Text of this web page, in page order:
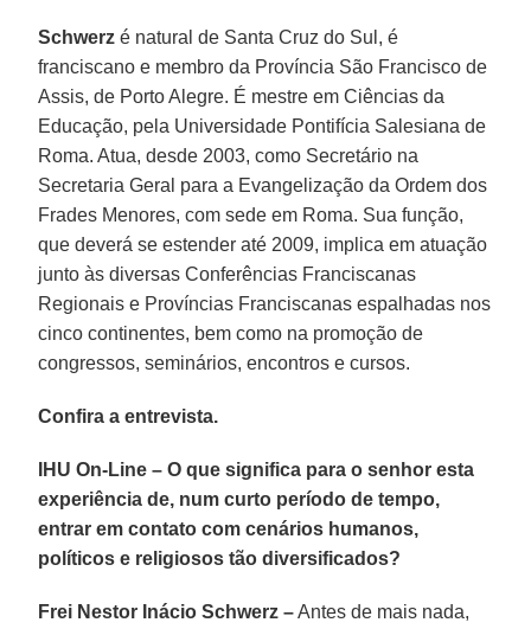
Schwerzé natural de Santa Cruz do Sul, é
franciscano e membro da Província São Francisco de
Assis, de Porto Alegre. É mestre em Ciências da
Educação, pela Universidade Pontifícia Salesiana de
Roma. Atua, desde 2003, como Secretário na
Secretaria Geral para a Evangelização da Ordem dos
Frades Menores, com sede em Roma. Sua função,
que deverá se estender até 2009, implica em atuação
junto às diversas Conferências Franciscanas
Regionais e Províncias Franciscanas espalhadas nos
cinco continentes, bem como na promoção de
congressos, seminários, encontros e cursos.
Confira a entrevista.
IHU On-Line – O que significa para o senhor esta
experiência de, num curto período de tempo,
entrar em contato com cenários humanos,
políticos e religiosos tão diversificados?
Frei Nestor Inácio Schwerz –Antes de mais nada,